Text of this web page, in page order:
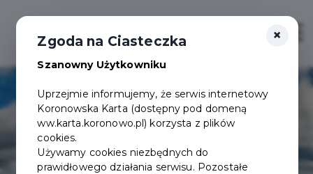
×
Zgoda na Ciasteczka
Szanowny Użytkowniku
Uprzejmie informujemy, że serwis internetowy
Koronowska Karta (dostępny pod domeną
ww.karta.koronowo.pl) korzysta z plików
cookies.
Używamy cookies niezbędnych do
prawidłowego działania serwisu. Pozostałe